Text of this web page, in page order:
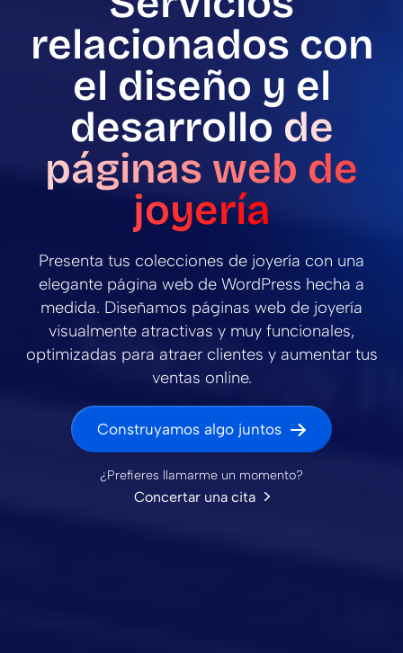
relacionados con
el diseño y el
desarrollo de
páginas web de
joyería
Presenta tus colecciones de joyería con una
elegante página web de WordPress hecha a
medida. Diseñamos páginas web de joyería
visualmente atractivas y muy funcionales,
optimizadas para atraer clientes y aumentar tus
ventas online.
Construyamos algo juntos
¿Prefieres llamarme un momento?
Concertar una cita